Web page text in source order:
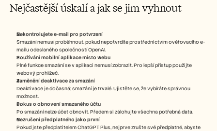
Nejčastější úskalí a jak se jim vyhnout
Nekontrolujete e-mail pro potvrzení
Smazání nemusí proběhnout, pokud nepotvrdíte prostřednictvím ověřovacího e-
mailu odeslaného společností OpenAI.
Používání mobilní aplikace místo webu
Plné funkce smazání se v aplikaci nemusí zobrazit. Pro lepší přístup použijte
webový prohlížeč.
Zaměnění deaktivace za smazání
Deaktivace je dočasná; smazání je trvalé. Ujistěte se, že vybíráte správnou
možnost.
Pokus o obnovení smazaného účtu
Po smazání nelze účet obnovit. Předem si zálohujte všechna potřebná data.
Nezrušení předplatného jako první
Pokud jste předplatitelem ChatGPT Plus, nejprve zrušte své předplatné, abyste